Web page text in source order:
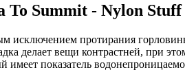
Summit - Nylon Stuff
исключением протирания
делает вещи контрастней, при
показатель